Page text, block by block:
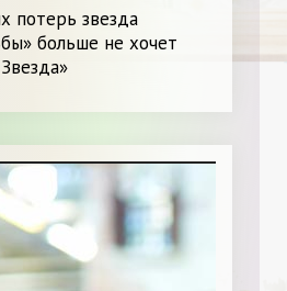
потерь звезда
больше не хочет